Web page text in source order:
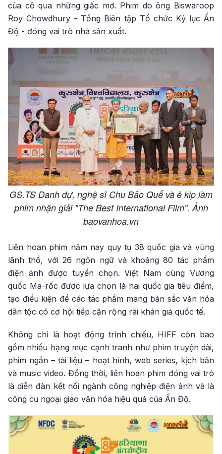
của cô qua những giấc mơ. Phim do ông Biswaroop
Roy Chowdhury - Tổng Biên tập Tổ chức Kỷ lục Ấn
Độ - đóng vai trò nhà sản xuất.
GS.TS Danh dự, nghệ sĩ Chu Bảo Quế và ê kip làm
phim nhận giải "The Best International Film". Ảnh
baovanhoa.vn
Liên hoan phim năm nay quy tụ 38 quốc gia và vùng
lãnh thổ, với 26 ngôn ngữ và khoảng 80 tác phẩm
điện ảnh được tuyển chọn. Việt Nam cùng Vương
quốc Ma-rốc được lựa chọn là hai quốc gia tiêu điểm,
tạo điều kiện để các tác phẩm mang bản sắc văn hóa
dân tộc có cơ hội tiếp cận rộng rãi khán giả quốc tế.
Không chỉ là hoạt động trình chiếu, HIFF còn bao
gồm nhiều hạng mục cạnh tranh như phim truyện dài,
phim ngắn – tài liệu – hoạt hình, web series, kịch bản
và music video. Đồng thời, liên hoan phim đóng vai trò
là diễn đàn kết nối ngành công nghiệp điện ảnh và là
công cụ ngoại giao văn hóa hiệu quả của Ấn Độ.